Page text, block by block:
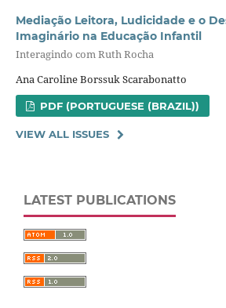
Mediação Leitora, Ludicidade e o
Imaginário na Educação Infantil
Interagindo com Ruth Rocha
Ana Caroline Borssuk Scarabonatto
PDF (PORTUGUESE (BRAZIL))
VIEW ALL ISSUES
LATEST PUBLICATIONS